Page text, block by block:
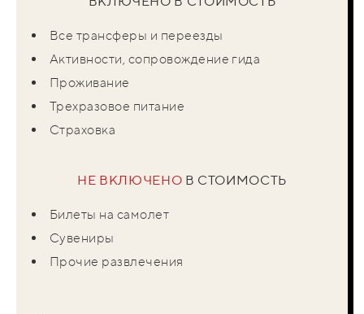
Все трансферы и переезды
Активности, сопровождение гида
Проживание
Трехразовое питание
Страховка
НЕ ВКЛЮЧЕНО В СТОИМОСТЬ
Билеты на самолет
Сувениры
Прочие развлечения